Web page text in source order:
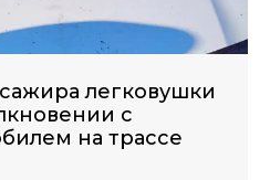
легковушки
с
на трассе